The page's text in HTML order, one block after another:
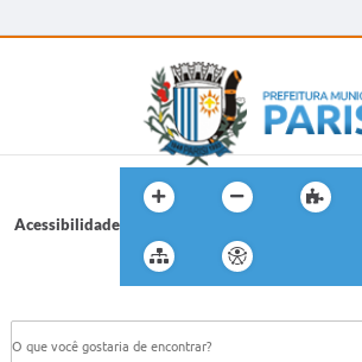
Acessibilidade